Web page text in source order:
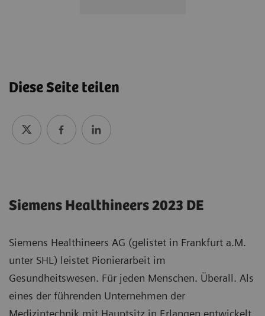
Diese Seite teilen
Siemens Healthineers 2023 DE
Siemens Healthineers AG (gelistet in Frankfurt a.M.
unter SHL) leistet Pionierarbeit im
Gesundheitswesen. Für jeden Menschen. Überall. Als
eines der führenden Unternehmen der
Medizintechnik mit Hauptsitz in Erlangen entwickelt